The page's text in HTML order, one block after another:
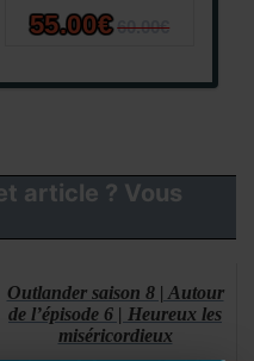
55.00€ 60.00€
article ? Vous
Outlander saison 8 | Autour
de l’épisode 6 | Heureux les
miséricordieux